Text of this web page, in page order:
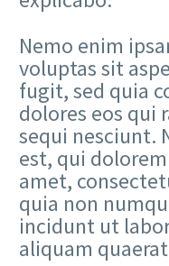
Nemo enim
voluptas sit
fugit, sed quia
dolores eos qui
sequi nesciunt.
est, qui
amet,
quia non
incidunt ut
aliquam